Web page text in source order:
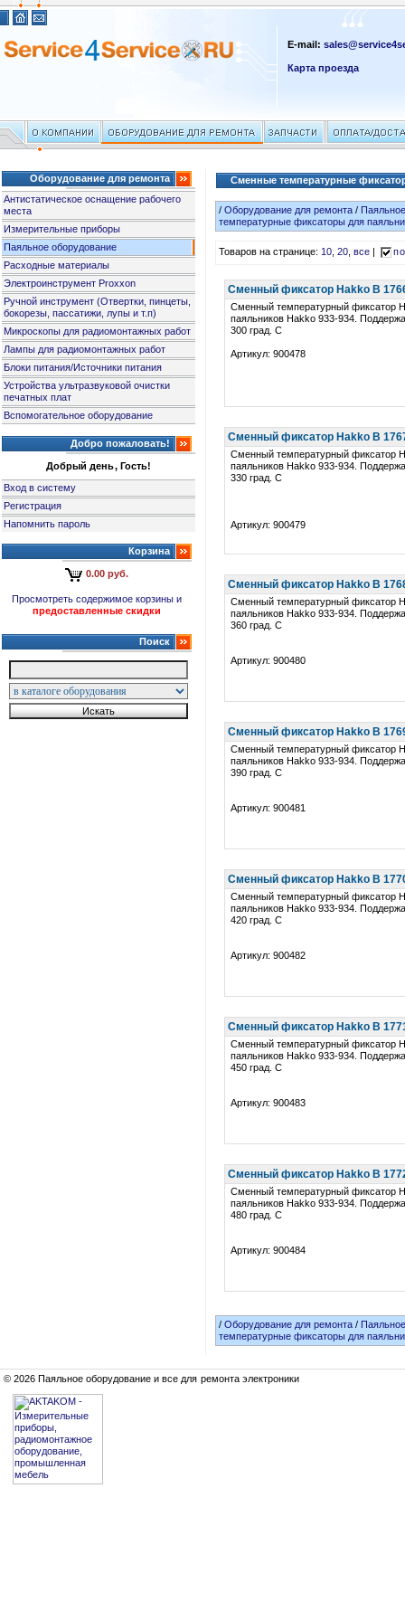
E-mail:
Карта проезда
Оборудование для ремонта
Антистатическое оснащение рабочего
места
Измерительные приборы
Паяльное оборудование
Расходные материалы
Электроинструмент Proxxon
Ручной инструмент (Отвертки, пинцеты,
бокорезы, пассатижи, лупы и т.п)
Микроскопы для радиомонтажных работ
Лампы для радиомонтажных работ
Блоки питания/Источники питания
Устройства ультразвуковой очистки
печатных плат
Вспомогательное оборудование
Добро пожаловать!
Добрый день, Гость!
Вход в систему
Регистрация
Напомнить пароль
Корзина
0.00 руб.
Просмотреть содержимое корзины и
предоставленные скидки
Поиск
Сменные температурные
/Оборудование для ремонта /
температурные фиксаторы для
Товаров на странице:10,20,все
Сменный фиксатор Hakko B
Сменный температурный фиксатор
паяльников Hakko 933-934.
300 град. C
Артикул: 900478
Сменный фиксатор Hakko B
Сменный температурный фиксатор
паяльников Hakko 933-934.
330 град. C
Артикул: 900479
Сменный фиксатор Hakko B
Сменный температурный фиксатор
паяльников Hakko 933-934.
360 град. C
Артикул: 900480
Сменный фиксатор Hakko B
Сменный температурный фиксатор
паяльников Hakko 933-934.
390 град. C
Артикул: 900481
Сменный фиксатор Hakko B
Сменный температурный фиксатор
паяльников Hakko 933-934.
420 град. C
Артикул: 900482
Сменный фиксатор Hakko B
Сменный температурный фиксатор
паяльников Hakko 933-934.
450 град. C
Артикул: 900483
Сменный фиксатор Hakko B
Сменный температурный фиксатор
паяльников Hakko 933-934.
480 град. C
Артикул: 900484
/Оборудование для ремонта /
температурные фиксаторы для
© 2026 Паяльное оборудование и все для ремонта электроники